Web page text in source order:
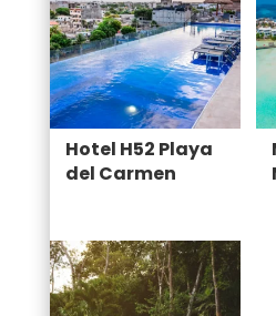
Hotel H52 Playa
del Carmen